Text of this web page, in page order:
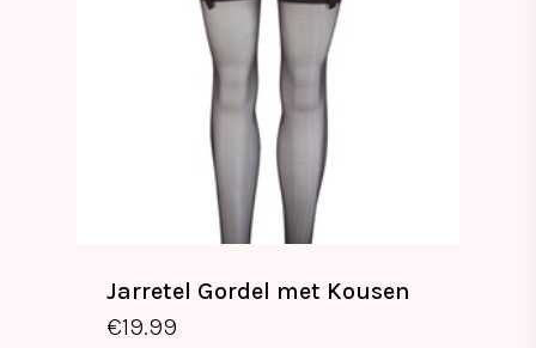
Jarretel Gordel met Kousen
€19.99